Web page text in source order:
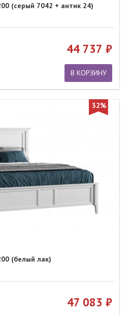
(серый 7042 + антик 24)
44 737
В КОРЗИНУ
32%
(белый лак)
47 083